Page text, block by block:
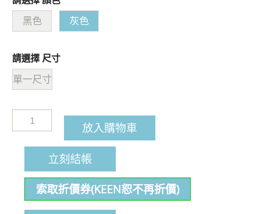
黑色 灰色
請選擇 尺寸
單一尺寸
放入購物車
立刻結帳
索取折價券(KEEN恕不再折價)